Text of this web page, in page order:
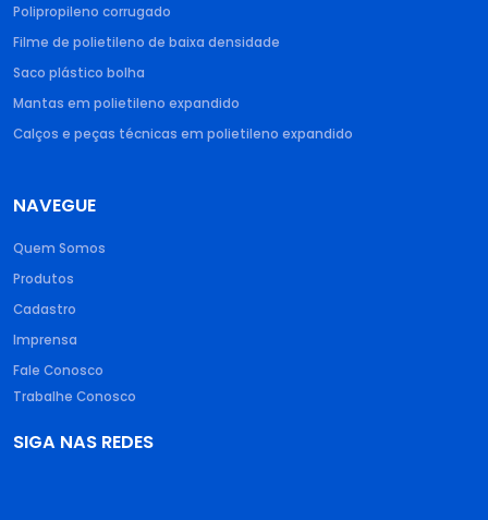
Polipropileno corrugado​
Filme de polietileno de baixa densidade​
Saco plástico bolha​
Mantas em polietileno expandido​
Calços e peças técnicas em polietileno expandido
NAVEGUE
Quem Somos
Produtos
Cadastro
Imprensa
Fale Conosco
Trabalhe Conosco
SIGA NAS REDES